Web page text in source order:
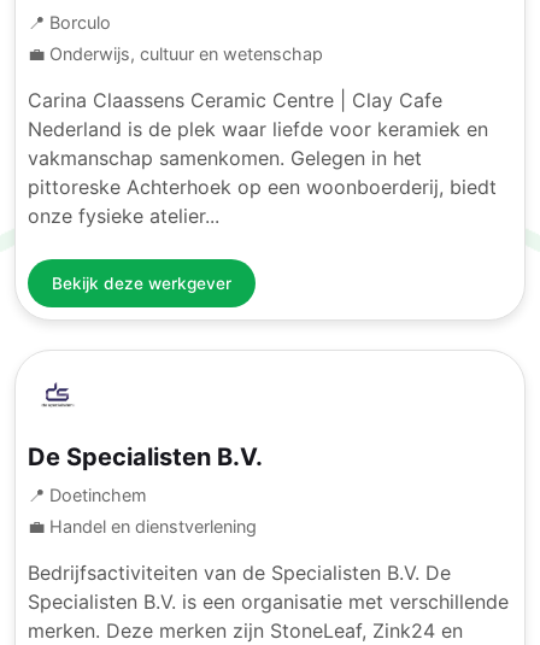
📍 Borculo
💼 Onderwijs, cultuur en wetenschap
Carina Claassens Ceramic Centre | Clay Cafe
Nederland is de plek waar liefde voor keramiek en
vakmanschap samenkomen. Gelegen in het
pittoreske Achterhoek op een woonboerderij, biedt
onze fysieke atelier...
Bekijk deze werkgever
De Specialisten B.V.
📍 Doetinchem
💼 Handel en dienstverlening
Bedrijfsactiviteiten van de Specialisten B.V. De
Specialisten B.V. is een organisatie met verschillende
merken. Deze merken zijn StoneLeaf, Zink24 en